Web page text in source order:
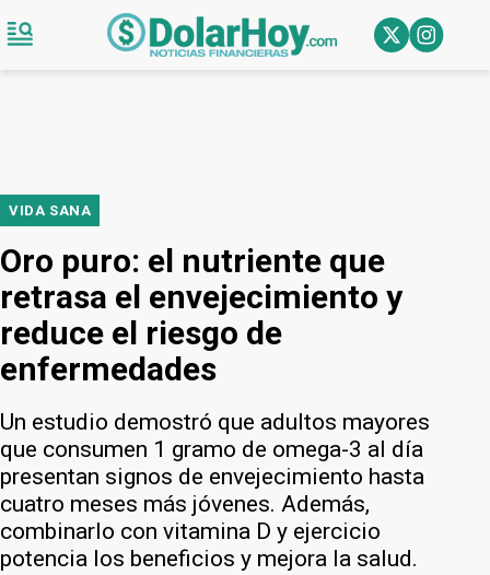
VIDA SANA
Oro puro: el nutriente que
retrasa el envejecimiento y
reduce el riesgo de
enfermedades
Un estudio demostró que adultos mayores
que consumen 1 gramo de omega-3 al día
presentan signos de envejecimiento hasta
cuatro meses más jóvenes. Además,
combinarlo con vitamina D y ejercicio
potencia los beneficios y mejora la salud.